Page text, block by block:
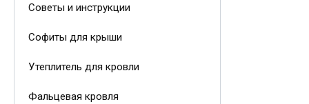
Советы и инструкции
Софиты для крыши
Утеплитель для кровли
Фальцевая кровля